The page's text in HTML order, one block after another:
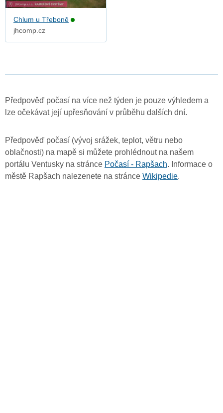
Chlum u Třeboně
jhcomp.cz
Předpověď počasí na více než týden je pouze výhledem a
lze očekávat její upřesňování v průběhu dalších dní.
Předpověď počasí (vývoj srážek, teplot, větru nebo
oblačnosti) na mapě si můžete prohlédnout na našem
portálu Ventusky na stránce Počasí - Rapšach. Informace o
městě Rapšach nalezenete na stránce Wikipedie.